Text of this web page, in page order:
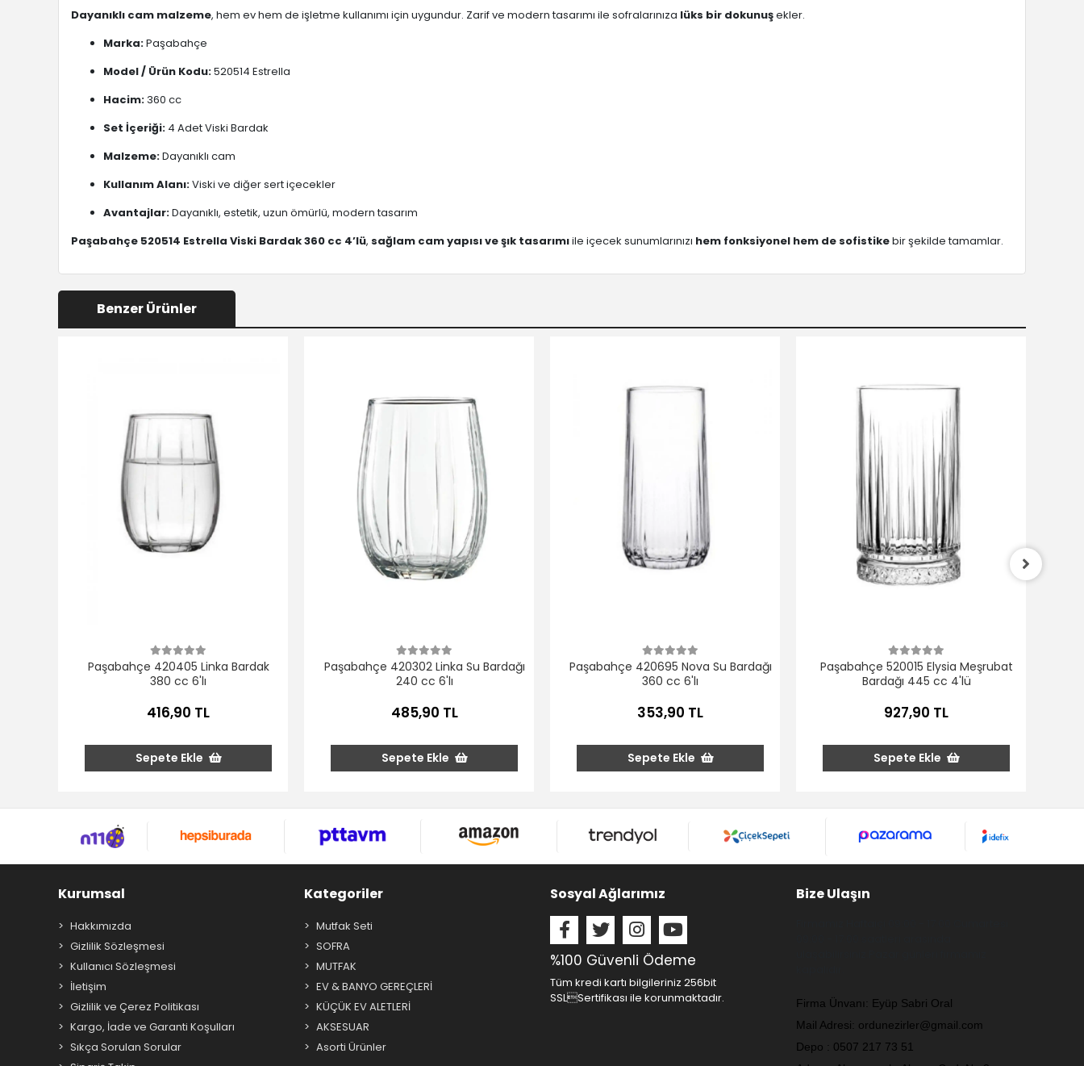
Dayanıklı cam malzeme, hem ev hem de işletme kullanımı için uygundur. Zarif ve modern tasarımı ile sofralarınıza lüks bir dokunuşekler.
Marka:Paşabahçe
Model / Ürün Kodu:520514 Estrella
Hacim:360 cc
Set İçeriği: 4 Adet Viski Bardak
Malzeme:Dayanıklı cam
Kullanım Alanı:Viski ve diğer sert içecekler
Avantajlar:Dayanıklı, estetik, uzun ömürlü, modern tasarım
Paşabahçe 520514 Estrella Viski Bardak 360 cc 4’lü, sağlam cam yapısı ve şık tasarımıile içecek sunumlarınızı hem fonksiyonel hem de sofistikebir şekilde tamamlar.
Benzer Ürünler
Paşabahçe 420405 Linka Bardak
380 cc 6'lı
416,90 TL
Sepete Ekle
Paşabahçe 420302 Linka Su Bardağı
240 cc 6'lı
485,90 TL
Sepete Ekle
Paşabahçe 420695 Nova Su Bardağı
360 cc 6'lı
353,90 TL
Sepete Ekle
Paşabahçe 520015 Elysia Meşrubat
Bardağı 445 cc 4'lü
927,90 TL
Sepete Ekle
Kurumsal
Hakkımızda
Gizlilik Sözleşmesi
Kullanıcı Sözleşmesi
İletişim
Gizlilik ve Çerez Politikası
Kargo, İade ve Garanti Koşulları
Sıkça Sorulan Sorular
Kategoriler
Mutfak Seti
SOFRA
MUTFAK
EV & BANYO GEREÇLERİ
KÜÇÜK EV ALETLERİ
AKSESUAR
Asorti Ürünler
Sosyal Ağlarımız
%100 Güvenli Ödeme
Tüm kredi kartı bilgileriniz 256bit
SSLSertifikası ile korunmaktadır.
Bize Ulaşın
Firma Ünvanı: Eyüp Sabri Oral
Mail Adresi: ordunezirler@gmail.com
Depo : 0507 217 73 51